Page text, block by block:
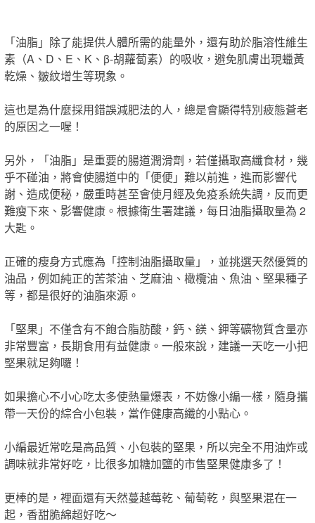
「油脂」除了能提供人體所需的能量外，還有助於脂溶性維生
素（A、D、E、K、β-胡蘿蔔素）的吸收，避免肌膚出現蠟黃
乾燥、皺紋增生等現象。
這也是為什麼採用錯誤減肥法的人，總是會顯得特別疲態蒼老
的原因之一喔！
另外，「油脂」是重要的腸道潤滑劑，若僅攝取高纖食材，幾
乎不碰油，將會使腸道中的「便便」難以前進，進而影響代
謝、造成便秘， 嚴重時甚至會使月經及免疫系統失調，反而更
難瘦下來、影響健康。根據衛生署建議，每日油脂攝取量為 2
大匙。
正確的瘦身方式應為「控制油脂攝取量」，並挑選天然優質的
油品，例如純正的苦茶油、芝麻油、橄欖油、魚油、堅果種子
等，都是很好的油脂來源。
「堅果」不僅含有不飽合脂肪酸，鈣、鎂、鉀等礦物質含量亦
非常豐富，長期食用有益健康。一般來說，建議一天吃一小把
堅果就足夠囉！
如果擔心不小心吃太多使熱量爆表，不妨像小編一樣，隨身攜
帶一天份的綜合小包裝，當作健康高纖的小點心。
小編最近常吃是高品質、小包裝的堅果，所以完全不用油炸或
調味就非常好吃，比很多加糖加鹽的市售堅果健康多了！
更棒的是，裡面還有天然蔓越莓乾、葡萄乾，與堅果混在一
起，香甜脆綿超好吃～